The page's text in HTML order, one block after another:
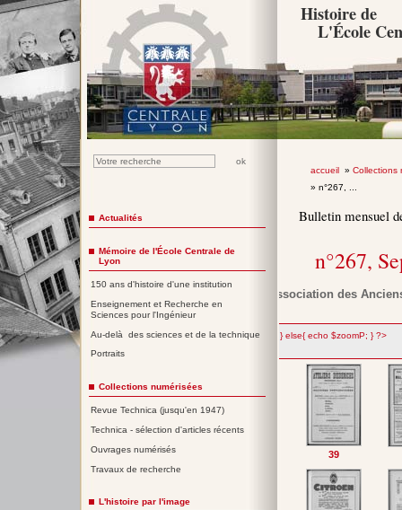
Histoire de
L'École
accueil» Collections
» n°267, ...
Bulletin mensuel
n°267,
Association des
";} else{ echo $zoomP; } ?>
39
Actualités
Mémoire de l'École Centrale de
Lyon
150 ans d'histoire d'une institution
Enseignement et Recherche en
Sciences pour l'Ingénieur
Au-delà des sciences et de la technique
Portraits
Collections numérisées
Revue Technica (jusqu'en 1947)
Technica - sélection d'articles récents
Ouvrages numérisés
Travaux de recherche
L'histoire par l'image